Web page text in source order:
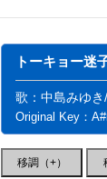
トーキョー迷
歌：中島みゆ
Original Key：